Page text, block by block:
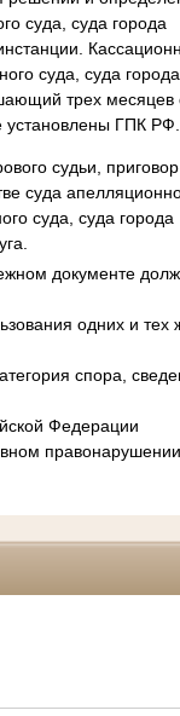
суда, суда города
суда, суда города
трех месяцев
установлены ГПК РФ.
судьи,
суда
суда, суда города
документе
одних и тех
спора,
Федерации
правонарушении